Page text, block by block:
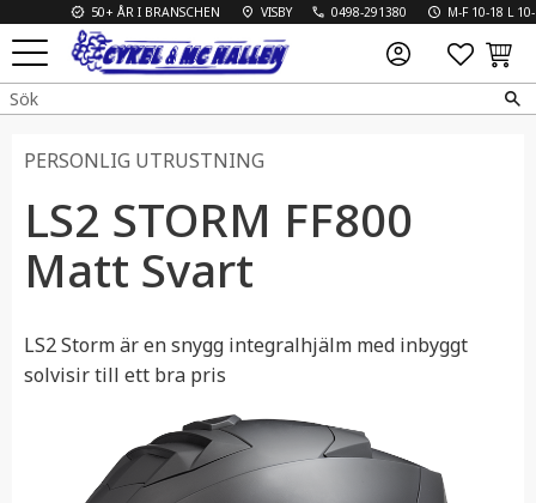
Meny
50+ ÅR I BRANSCHEN VISBY 0498-291380 M-F 10-18 L 10-13
PERSONLIG UTRUSTNING
LS2 STORM FF800
Matt Svart
LS2 Storm är en snygg integralhjälm med inbyggt
solvisir till ett bra pris